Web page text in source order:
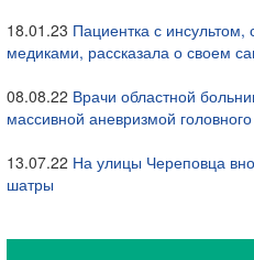
18.01.23 Пациентка с инсультом,
медиками, рассказала о своем
08.08.22 Врачи областной
массивной аневризмой
13.07.22 На улицы Череповца
шатры